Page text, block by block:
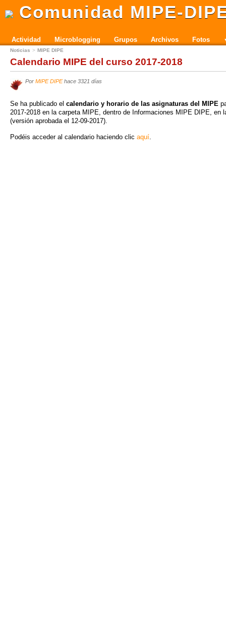
Comunidad MIPE-
Actividad Microblogging Grupos Archivos Fotos
Noticias MIPE DIPE
Calendario MIPE del curso 2017-2018
Por MIPE DIPE hace 3321 días
Se ha publicado el calendario y horario de las asignaturas del MIPE
2017-2018 en la carpeta MIPE, dentro de Informaciones MIPE DIPE, en
(versión aprobada el 12-09-2017).
Podéis acceder al calendario haciendo clic aquí.